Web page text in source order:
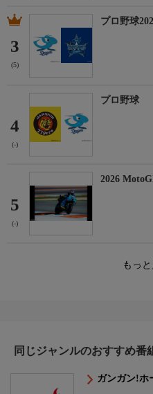
3
(5)
プロ野球
4
(-)
プロ野球
5
(-)
2026
もっ
同じジャンルのおすすめ番
ガンガン!ホ